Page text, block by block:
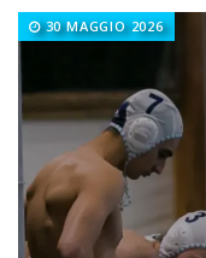
Calcio a 5: Barca e
La Lazio
Rugby, il
Calcio a 5
21 anni
30 MAGGIO 2026